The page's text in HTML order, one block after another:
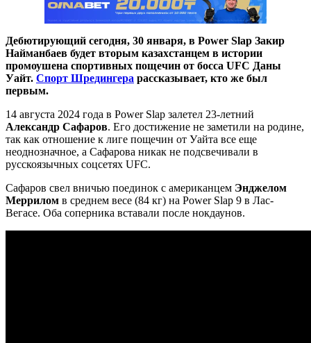
Дебютирующий сегодня, 30 января, в Power Slap Закир
Найманбаев будет вторым казахстанцем в истории
промоушена спортивных пощечин от босса UFC Даны
Уайт. Спорт Шредингера рассказывает, кто же был
первым.
14 августа 2024 года в Power Slap залетел 23-летний
Александр Сафаров. Его достижение не заметили на родине,
так как отношение к лиге пощечин от Уайта все еще
неоднозначное, а Сафарова никак не подсвечивали в
русскоязычных соцсетях UFC.
Сафаров свел вничью поединок с американцем Энджелом
Меррилом в среднем весе (84 кг) на Power Slap 9 в Лас-
Вегасе. Оба соперника вставали после нокдаунов.